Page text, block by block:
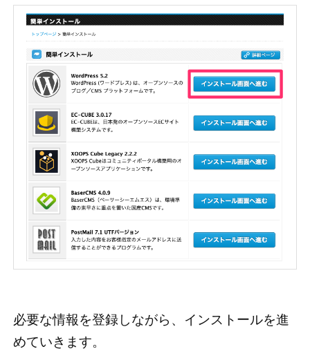
必要な情報を登録しながら、インストールを進
めていきます。